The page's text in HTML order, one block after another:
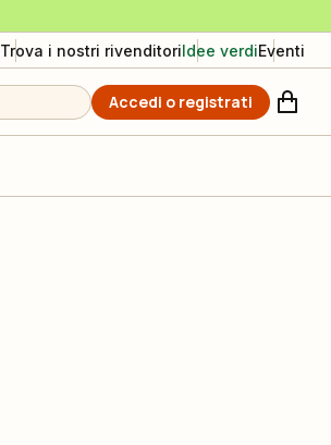
Trova i nostri rivenditoriIdee verdiEventi
Accedi o registrati